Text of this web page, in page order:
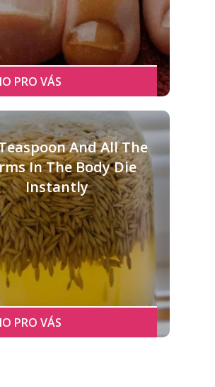
And All The
In The Body Die
Instantly